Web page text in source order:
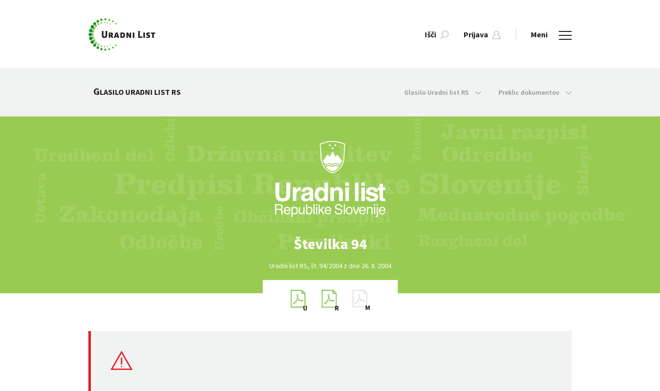
Išči Prijava Meni
GLASILO URADNI LIST RS Glasilo Uradni list RS Preklic dokumentov
Številka 94
Uradni list RS, št. 94/2004 z dne 26. 8. 2004